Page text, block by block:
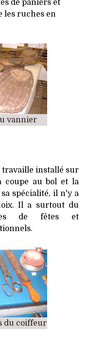
de paniers et
les ruches en
vannier
travaille installé sur
coupe au bol et la
spécialité, il n'y a
Il a surtout du
de fêtes et
du coiffeur